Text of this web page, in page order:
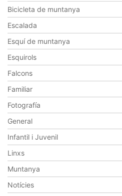
Bicicleta de muntanya
Escalada
Esquí de muntanya
Esquirols
Falcons
Familiar
Fotografía
General
Infantil i Juvenil
Linxs
Muntanya
Notícies